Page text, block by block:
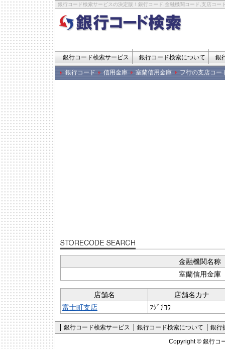
銀行コード検索サービスの決定版！銀行コード,金融機関コード,支店コー
銀行コード検索サービス 銀行コード検索について 銀
銀行コード 信用金庫 室蘭信用金庫 フ行の支店コー
金融機関名称
室蘭信用金庫
店舗名
店舗名カナ
富士町支店
ﾌｼﾞﾁﾖｳ
銀行コード検索サービス 銀行コード検索について
銀行
Copyright © 銀行コ